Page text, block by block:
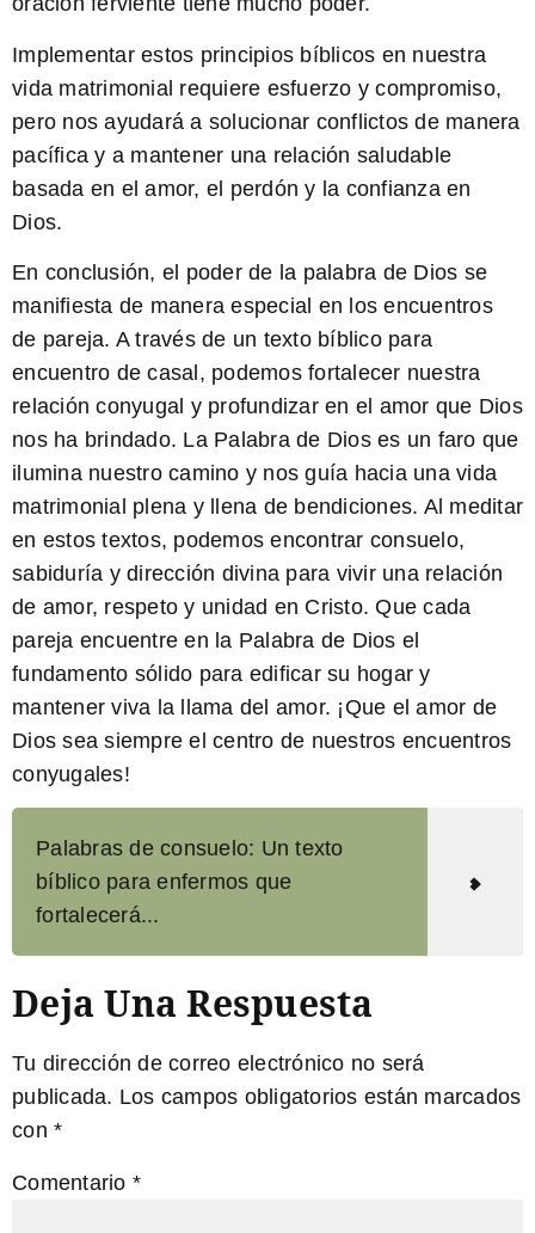
Implementar estos principios bíblicos en nuestra
vida matrimonial requiere esfuerzo y compromiso,
pero nos ayudará a solucionar conflictos de manera
pacífica y a mantener una relación saludable
basada en el amor, el perdón y la confianza en
Dios.
En conclusión, el poder de la palabra de Dios se
manifiesta de manera especial en los encuentros
de pareja. A través de un texto bíblico para
encuentro de casal, podemos fortalecer nuestra
relación conyugal y profundizar en el amor que Dios
nos ha brindado. La Palabra de Dioses un faro que
ilumina nuestro camino y nos guía hacia una vida
matrimonial plena y llena de bendiciones. Al meditar
en estos textos, podemos encontrar consuelo,
sabiduría y dirección divina para vivir una relación
de amor, respeto y unidad en Cristo. Que cada
pareja encuentre en la Palabra de Dios el
fundamento sólido para edificar su hogar y
mantener viva la llama del amor. ¡Que el amor de
Dios sea siempre el centro de nuestros encuentros
conyugales!
Palabras de consuelo: Un texto
bíblico para enfermos que
fortalecerá...
Deja Una Respuesta
Tu dirección de correo electrónico no será
publicada. Los campos obligatorios están marcados
con *
Comentario *